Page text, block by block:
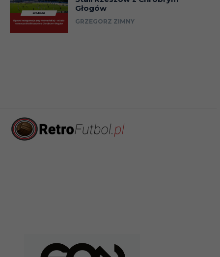
Głogów
GRZEGORZ ZIMNY